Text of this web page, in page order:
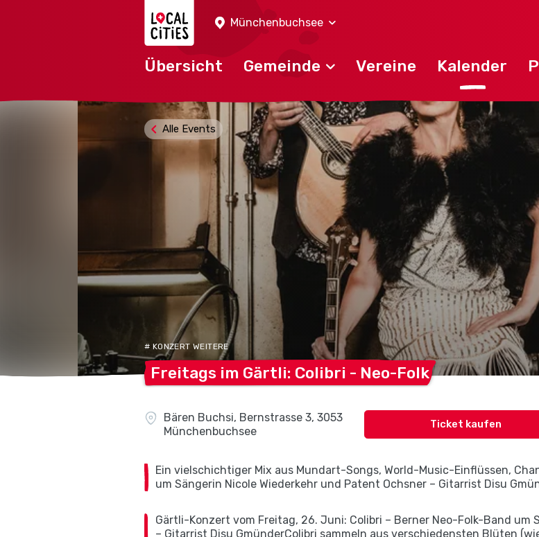
Münchenbuchsee
Übersicht Gemeinde Vereine Kalender
Alle Events
# KONZERT WEITERE
Freitags im Gärtli: Colibri - Neo-Folk
Bären Buchsi, Bernstrasse 3, 3053
Münchenbuchsee
Ticket kaufen
Ein vielschichtiger Mix aus Mundart-Songs, World-Music-Einflüssen,
um Sängerin Nicole Wiederkehr und Patent Ochsner – Gitarrist Disu
Gärtli-Konzert vom Freitag, 26. Juni: Colibri – Berner Neo-Folk-Band um
– Gitarrist Disu GmünderColibri sammeln aus verschiedensten Blüten